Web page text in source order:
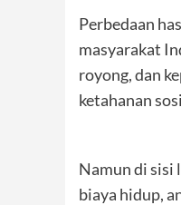
Perbedaan
masyarakat
royong, dan
ketahanan
Namun di sisi
biaya hidup,